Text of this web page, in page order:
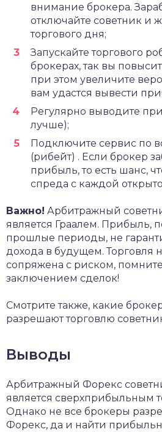
внимание брокера.
отключайте советник и
торгового дня;
Запускайте торгового
брокерах, так вы
при этом увеличите
вам удастся вывести
Регулярно выводите
лучше);
Подключите сервис по
(рибейт) . Если брокер
прибыль, то есть шанс,
спреда с каждой
Важно! Арбитражный
является Граалем. Прибыль,
прошлые периоды, не
дохода в будущем. Торговля
сопряжена с риском,
заключением сделок!
Смотрите также, какие
разрешают торговлю
Выводы
Арбитражный Форекс
является сверхприбыльным
Однако не все брокеры
Форекс, да и найти